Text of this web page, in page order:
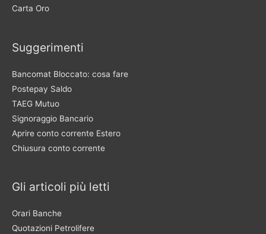
Carta Oro
Suggerimenti
Bancomat Bloccato: cosa fare
Postepay Saldo
TAEG Mutuo
Signoraggio Bancario
Aprire conto corrente Estero
Chiusura conto corrente
Gli articoli più letti
Orari Banche
Quotazioni Petrolifere